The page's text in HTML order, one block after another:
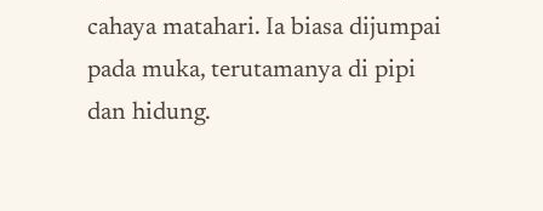
cahaya matahari. Ia biasa dijumpai
pada muka, terutamanya di pipi
dan hidung.